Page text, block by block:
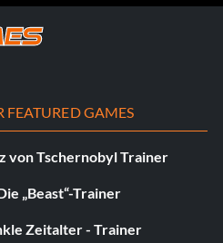
FEATURED GAMES
von Tschernobyl Trainer
„Beast“-Trainer
Zeitalter - Trainer